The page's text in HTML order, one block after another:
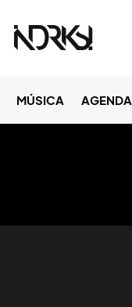
MÚSICA AGENDA